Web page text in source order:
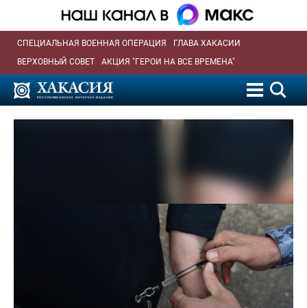
СПЕЦИАЛЬНАЯ ВОЕННАЯ ОПЕРАЦИЯ
ГЛАВА ХАКАСИИ
ВЕРХОВНЫЙ СОВЕТ
АКЦИЯ "ГЕРОИ НА ВСЕ ВРЕМЕНА"